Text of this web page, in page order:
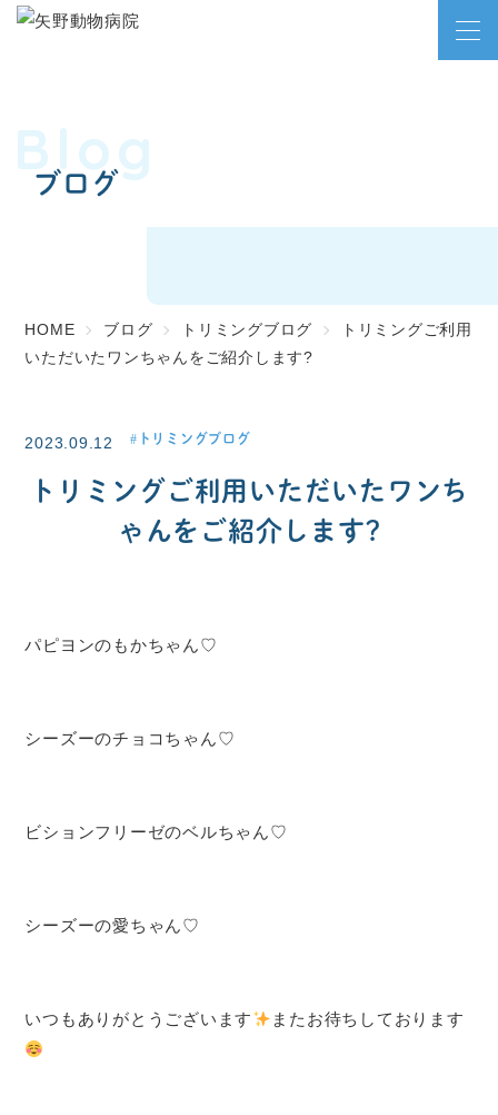
ブログ
Blog
HOME ブログ トリミングブログ
トリミングご利用
いただいたワンちゃんをご紹介します?
2023.09.12 トリミングブログ
トリミングご利用いただいたワンち
ゃんをご紹介します?
パピヨンのもかちゃん♡
シーズーのチョコちゃん♡
ビションフリーゼのベルちゃん♡
シーズーの愛ちゃん♡
いつもありがとうございます またお待ちしております